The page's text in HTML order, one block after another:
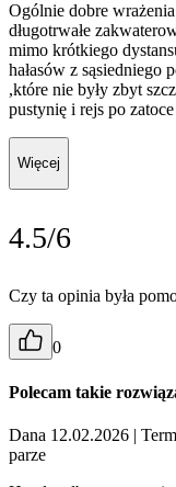
Ogólnie dobre
długotrwałe
mimo krótkiego
hałasów z
,które nie były zbyt
pustynię i rejs po
Więcej
4.5/6
Czy ta opinia była
0
Polecam takie
Dana 12.02.2026 |
parze